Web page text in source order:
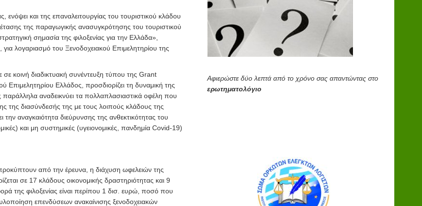
ενόψει και της επαναλειτουργίας του τουριστικού κλάδου
της παραγωγικής ανασυγκρότησης του τουριστικού
σημασία της φιλοξενίας για την Ελλάδα»,
λογαριασμό του Ξενοδοχειακού Επιμελητηρίου της
κοινή διαδικτυακή συνέντευξη τύπου της Grant
Επιμελητηρίου Ελλάδος, προσδιορίζει τη δυναμική της
παράλληλα αναδεικνύει τα πολλαπλασιαστικά οφέλη που
της διασύνδεσής της με τους λοιπούς κλάδους της
την αναγκαιότητα διεύρυνσης της ανθεκτικότητας του
και μη συστημικές (υγειονομικές, πανδημία Covid-19)
από την έρευνα, η διάχυση ωφελειών της
σε 17 κλάδους οικονομικής δραστηριότητας και 9
της φιλοξενίας είναι περίπου 1 δισ. ευρώ, ποσό που
επενδύσεων ανακαίνισης ξενοδοχειακών
Αφιερώστε δύο λεπτά από το χρόνο σας απαντώντας στο
ερωτηματολόγιο